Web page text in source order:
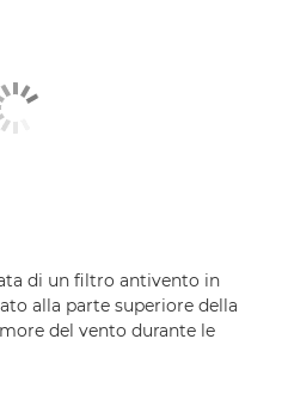
di un filtro antivento in
alla parte superiore della
del vento durante le